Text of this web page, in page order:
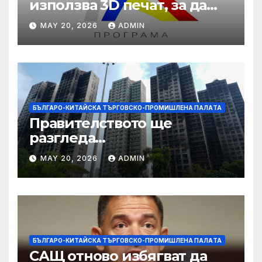
използва 3D печат, за да
даде възможност на
работниците с увреждания
MAY 20, 2026 ADMIN
БЪЛГАРО-КИТАЙСКА ТЪРГОВСКО-ПРОМИШЛЕНА ПАЛAТА
Правителството ще
разгледа
застрахователните
претенции на Wang Fuk
Court по план за обратно
изкупуване: Хоп
MAY 20, 2026 ADMIN
БЪЛГАРО-КИТАЙСКА ТЪРГОВСКО-ПРОМИШЛЕНА ПАЛAТА
САЩ отново избягват да